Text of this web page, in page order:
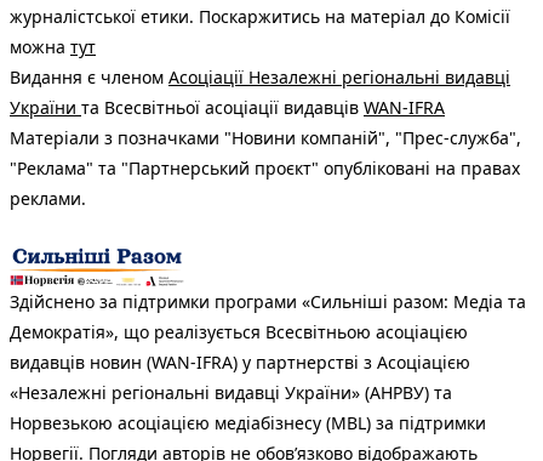
журналістської етики. Поскаржитись на матеріал до Комісії
можна тут
Видання є членом Асоціації Незалежні регіональні видавці
України та Всесвітньої асоціації видавців WAN-IFRA
Матеріали з позначками "Новини компаній", "Прес-служба",
"Реклама" та "Партнерський проєкт" опубліковані на правах
реклами.
Здійснено за підтримки програми «Сильніші разом: Медіа та
Демократія», що реалізується Всесвітньою асоціацією
видавців новин (WAN-IFRA) у партнерстві з Асоціацією
«Незалежні регіональні видавці України» (АНРВУ) та
Норвезькою асоціацією медіабізнесу (MBL) за підтримки
Норвегії. Погляди авторів не обов’язково відображають